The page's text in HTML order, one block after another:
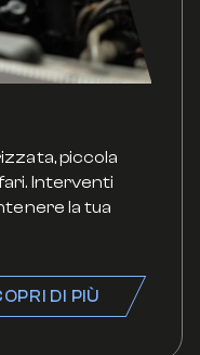
piccola
Interventi
la tua
DI PIÙ